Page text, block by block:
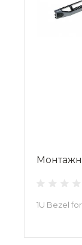
1U Bezel